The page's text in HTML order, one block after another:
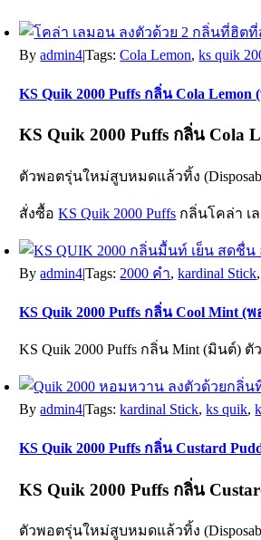
Byadmin4|Tags:Cola Lemon,ks quik
KS Quik 2000 Puffs กลิ่น Cola
KS Quik 2000 Puffs กลิ่น Cola
ตัวพอตรุ่นใหม่สูบหมดแล้วทิ้ง
สั่งซื้อKS Quik 2000 Puffs กลิ่นโคล่า เ
Byadmin4|Tags: 2000 คำ,kardinal Stick
KS Quik 2000 Puffs กลิ่น Cool Mint
KS Quik 2000 Puffs กลิ่น Mint (มินต์)
Byadmin4|Tags:kardinal Stick,ks quik,
KS Quik 2000 Puffs กลิ่น Custard
KS Quik 2000 Puffs กลิ่น
ตัวพอตรุ่นใหม่สูบหมดแล้วทิ้ง